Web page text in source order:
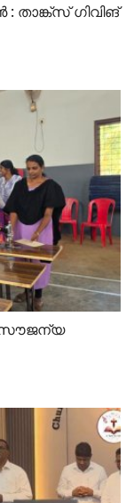
ഗിവിങ്
സൗജന്യ